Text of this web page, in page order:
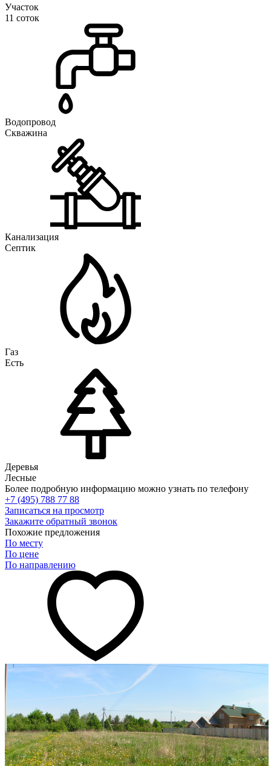
Участок
11 соток
Водопровод
Скважина
Канализация
Септик
Газ
Есть
Деревья
Лесные
Более подробную информацию можно узнать по телефону
+7 (495) 788 77 88
Записаться на просмотр
Закажите обратный звонок
Похожие предложения
По месту
По цене
По направлению